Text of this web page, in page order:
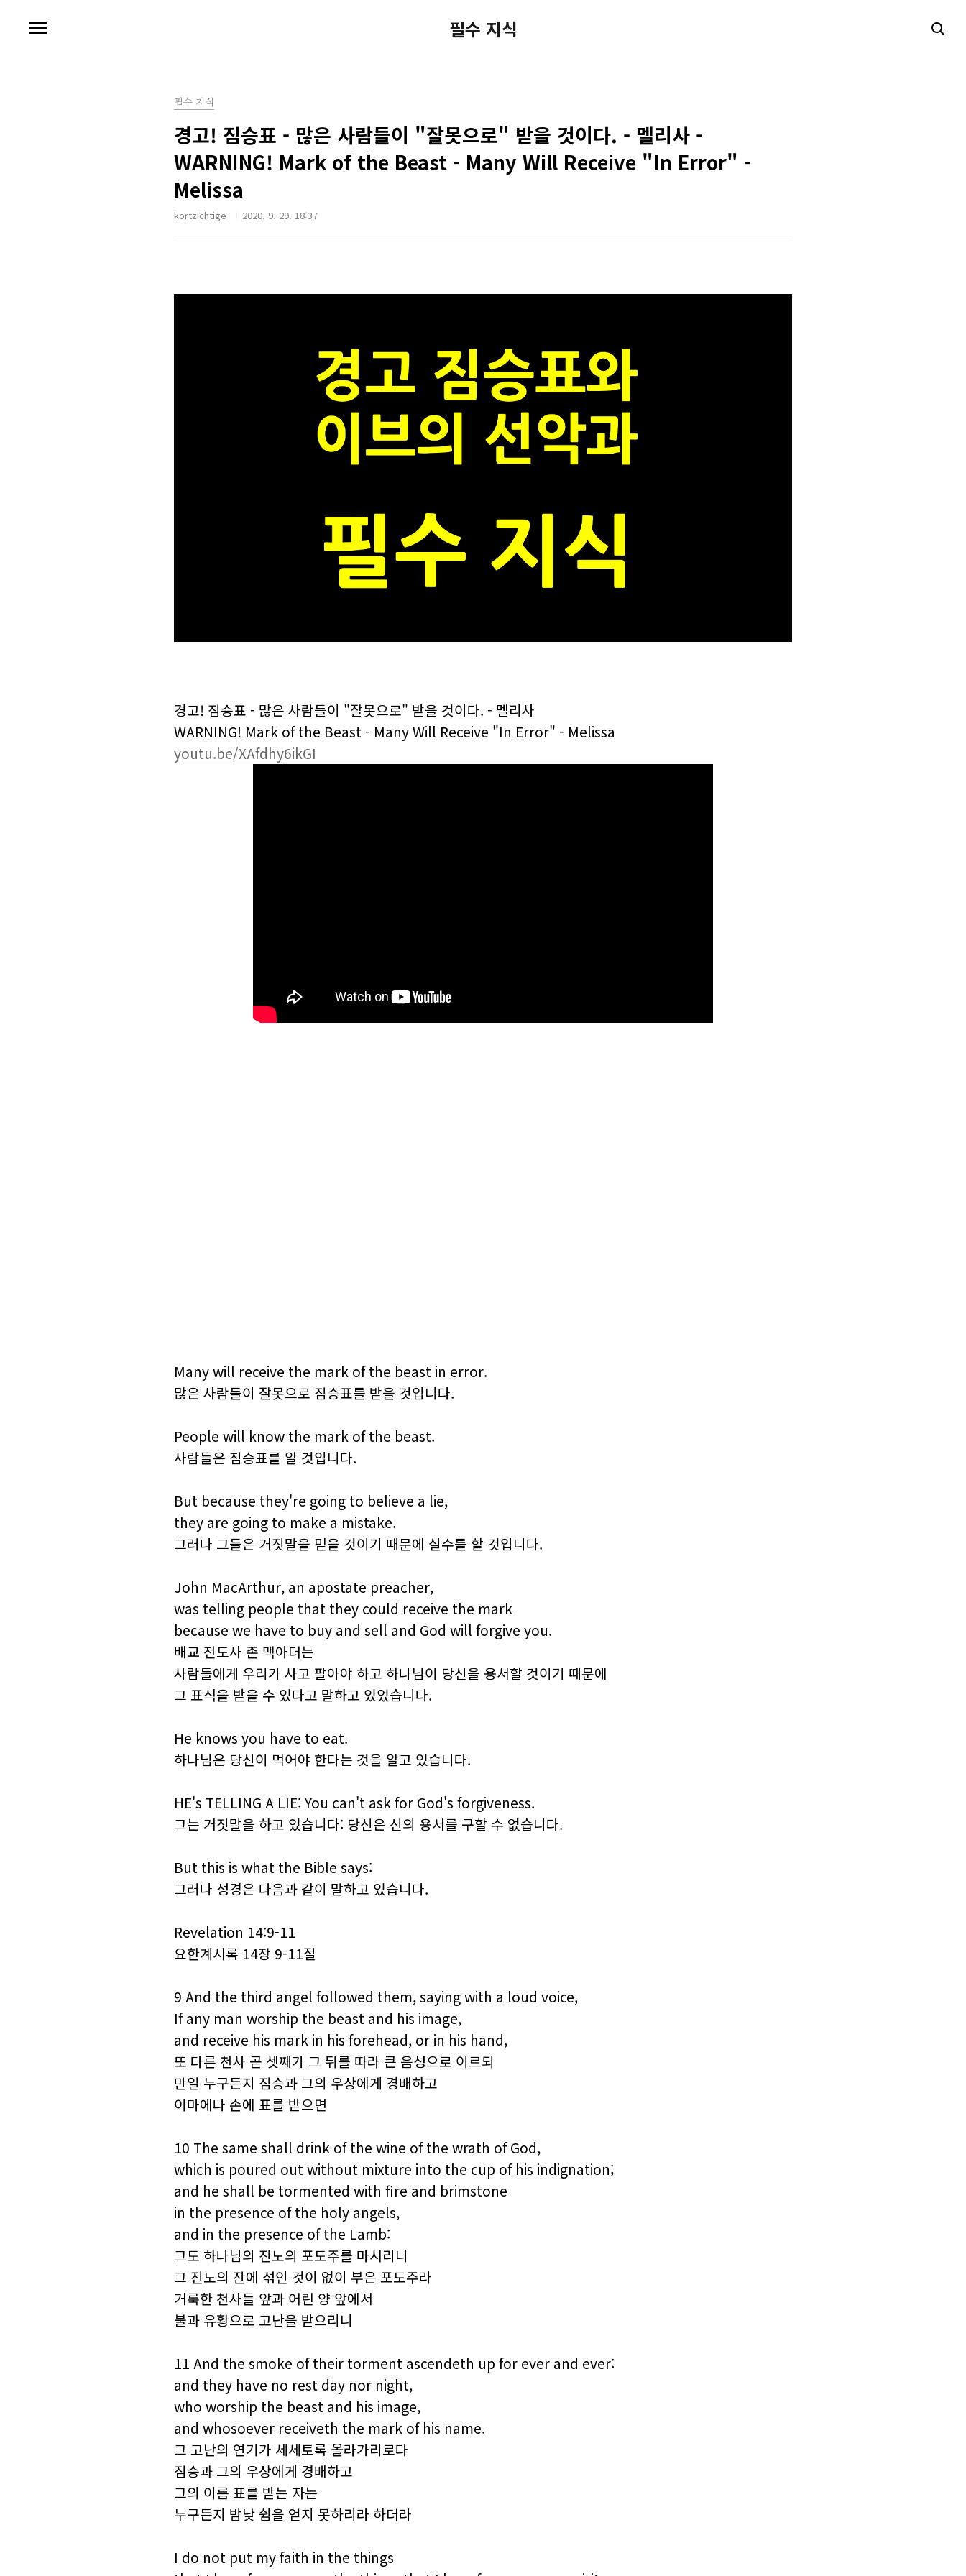
필수 지식
필수 지식
경고! 짐승표 - 많은 사람들이 "잘못으로" 받을 것이다. - 멜리사 -
WARNING! Mark of the Beast - Many Will Receive "In Error" -
Melissa
kortzichtige 2020. 9. 29. 18:37
경고! 짐승표 - 많은 사람들이 "잘못으로" 받을 것이다. - 멜리사
WARNING! Mark of the Beast - Many Will Receive "In Error" - Melissa
youtu.be/XAfdhy6ikGI
Many will receive the mark of the beast in error.
많은 사람들이 잘못으로 짐승표를 받을 것입니다.
People will know the mark of the beast.
사람들은 짐승표를 알 것입니다.
But because they're going to believe a lie,
they are going to make a mistake.
그러나 그들은 거짓말을 믿을 것이기 때문에 실수를 할 것입니다.
John MacArthur, an apostate preacher,
was telling people that they could receive the mark
because we have to buy and sell and God will forgive you.
배교 전도사 존 맥아더는
사람들에게 우리가 사고 팔아야 하고 하나님이 당신을 용서할 것이기 때문에
그 표식을 받을 수 있다고 말하고 있었습니다.
He knows you have to eat.
하나님은 당신이 먹어야 한다는 것을 알고 있습니다.
HE's TELLING A LIE: You can't ask for God's forgiveness.
그는 거짓말을 하고 있습니다: 당신은 신의 용서를 구할 수 없습니다.
But this is what the Bible says:
그러나 성경은 다음과 같이 말하고 있습니다.
Revelation 14:9-11
요한계시록 14장 9-11절
9 And the third angel followed them, saying with a loud voice,
If any man worship the beast and his image,
and receive his mark in his forehead, or in his hand,
또 다른 천사 곧 셋째가 그 뒤를 따라 큰 음성으로 이르되
만일 누구든지 짐승과 그의 우상에게 경배하고
이마에나 손에 표를 받으면
10 The same shall drink of the wine of the wrath of God,
which is poured out without mixture into the cup of his indignation;
and he shall be tormented with fire and brimstone
in the presence of the holy angels,
and in the presence of the Lamb:
그도 하나님의 진노의 포도주를 마시리니
그 진노의 잔에 섞인 것이 없이 부은 포도주라
거룩한 천사들 앞과 어린 양 앞에서
불과 유황으로 고난을 받으리니
11 And the smoke of their torment ascendeth up for ever and ever:
and they have no rest day nor night,
who worship the beast and his image,
and whosoever receiveth the mark of his name.
그 고난의 연기가 세세토록 올라가리로다
짐승과 그의 우상에게 경배하고
그의 이름 표를 받는 자는
누구든지 밤낮 쉼을 얻지 못하리라 하더라
I do not put my faith in the things